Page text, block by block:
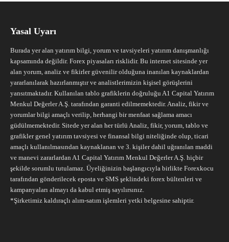
Yasal Uyarı
Burada yer alan yatırım bilgi, yorum ve tavsiyeleri yatırım danışmanlığı
kapsamında değildir. Forex piyasaları risklidir. Bu internet sitesinde yer
alan yorum, analiz ve fikirler güvenilir olduğuna inanılan kaynaklardan
yararlanılarak hazırlanmıştır ve analistlerimizin kişisel görüşlerini
yansıtmaktadır. Kullanılan tablo grafiklerin doğruluğu A1 Capital Yatırım
Menkul Değerler A.Ş. tarafından garanti edilmemektedir. Analiz, fikir ve
yorumlar bilgi amaçlı verilip, herhangi bir menfaat sağlama amacı
güdülmemektedir. Sitede yer alan her türlü Analiz, fikir, yorum, tablo ve
grafikler genel yatırım tavsiyesi ve finansal bilgi niteliğinde olup, ticari
amaçlı kullanılmasından kaynaklanan ve 3. kişiler dahil uğranılan maddi
ve manevi zararlardan A1 Capital Yatırım Menkul Değerler A.Ş. hiçbir
şekilde sorumlu tutulamaz. Üyeliğinizin başlangıcıyla birlikte Forexkocu
tarafından gönderilecek eposta ve SMS şeklindeki forex bültenleri ve
kampanyaları almayı da kabul etmiş sayılırsınız.
*Şirketimiz kaldıraçlı alım-satım işlemleri yetki belgesine sahiptir.